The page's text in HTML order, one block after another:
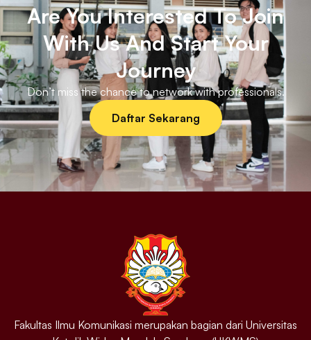
Are You Interested To Join
With Us And Start Your
Journey
Don’t miss the chance to network with professionals.
Daftar Sekarang
Fakultas Ilmu Komunikasi merupakan bagian dari Universitas